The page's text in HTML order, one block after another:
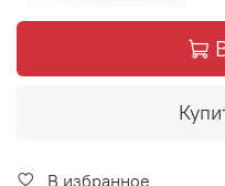
В избранное